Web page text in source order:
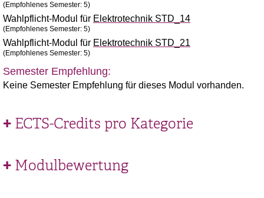
(Empfohlenes Semester: 5)
Wahlpflicht-Modul für Elektrotechnik STD_14
(Empfohlenes Semester: 5)
Wahlpflicht-Modul für Elektrotechnik STD_21
(Empfohlenes Semester: 5)
Semester Empfehlung:
Keine Semester Empfehlung für dieses Modul vorhanden.
ECTS-Credits pro Kategorie
Modulbewertung